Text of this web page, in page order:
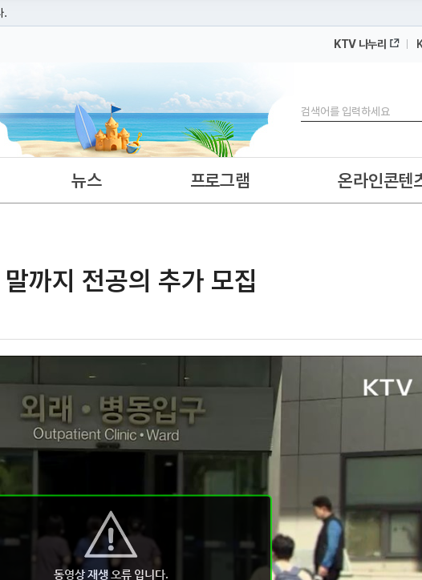
.
있다면 아래 URL에서 도메인 주소를 확인해 보세요
KTV 나누리
검색
뉴스 프로그램 온라인콘텐
까지 전공의 추가 모집